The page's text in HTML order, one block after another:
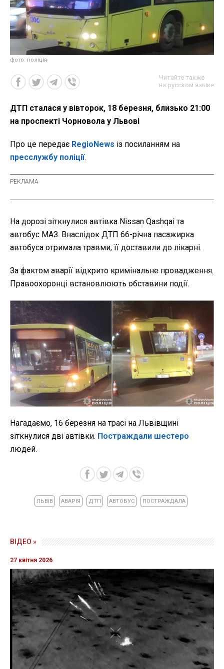
фото: поліція
Читайте также
на русском языке
ДТП сталася у вівторок, 18 березня, близько 21:00
на проспекті Чорновола у Львові
Про це передає RegioNews із посиланням на
пресслужбу поліції.
На дорозі зіткнулися автівка Nissan Qashqai та
автобус МАЗ. Внаслідок ДТП 66-річна пасажирка
автобуса отримала травми, її доставили до лікарні.
За фактом аварії відкрито кримінальне провадження.
Правоохоронці встановлюють обставини події.
Нагадаємо, 16 березня на трасі на Львівщині
зіткнулися дві автівки. Постраждали шестеро
людей.
ЛЬВІВ АВАРІЯ ДТП АВТОБУС ПОСТРАЖДАЛА
ВІДЕО »
27 квітня 2026